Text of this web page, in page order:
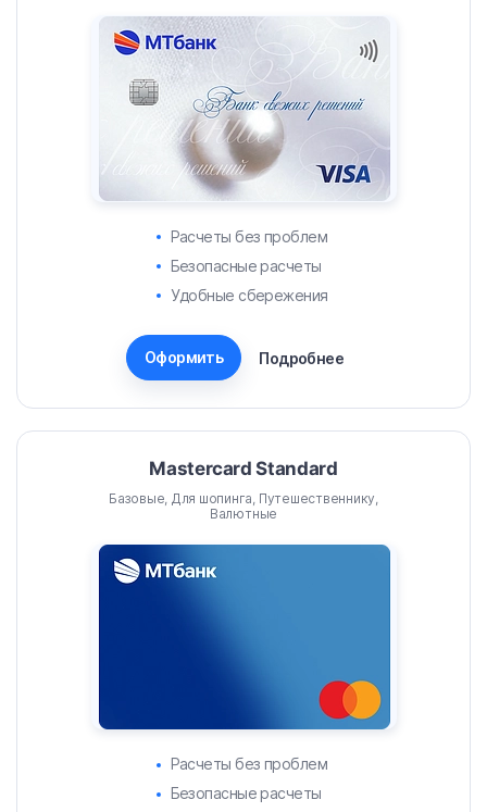
Расчеты без проблем
Безопасные расчеты
Удобные сбережения
Оформить Подробнее
Mastercard Standard
Базовые, Для шопинга, Путешественнику,
Валютные
Расчеты без проблем
Безопасные расчеты